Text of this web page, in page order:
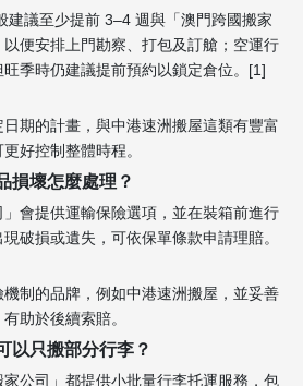
建議至少提前 3–4 週與「澳門跨國搬家
便安排上門勘察、打包及訂艙；空運行
季時仍建議提前預約以鎖定倉位。[1]
期的計畫，與中港速洲搬屋這類有豐富
好控制整體時程。
損壞怎麼處理？
會提供運輸保險選項，並在裝箱前進行
破損或遺失，可依保單條款申請理賠。
制的品牌，例如中港速洲搬屋，並妥善
助於後續索賠。
以只搬部分行李？
公司」都提供小批量行李托運服務，包